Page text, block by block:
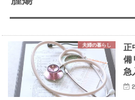
夫婦の暮らし
正
備
急